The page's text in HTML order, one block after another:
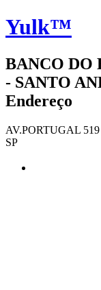
Yulk™
BANCO DO
- SANTO
Endereço
AV.PORTUGAL
SP